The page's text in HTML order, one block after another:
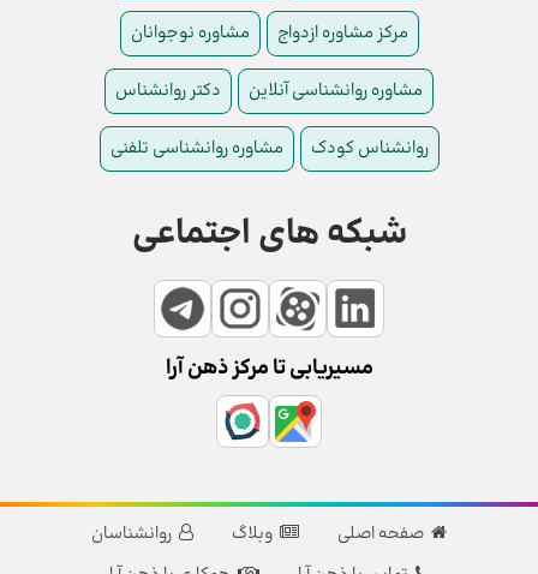
مرکز مشاوره ازدواج مشاوره نوجوانان
مشاوره روانشناسی آنلاین دکتر روانشناس
روانشناس کودک مشاوره روانشناسی تلفنی
شبکه های اجتماعی
مسیریابی تا مرکز ذهن آرا
صفحه اصلی وبلاگ
روانشناسان